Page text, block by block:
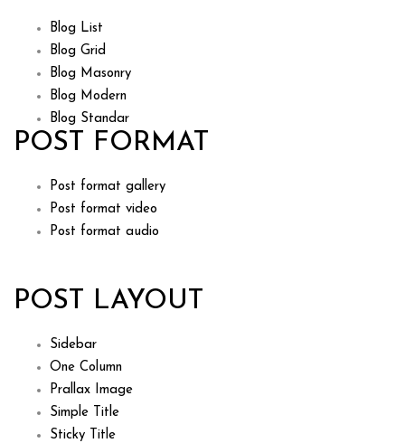
Blog List
Blog Grid
Blog Masonry
Blog Modern
Blog Standar
POST FORMAT
Post format gallery
Post format video
Post format audio
POST LAYOUT
Sidebar
One Column
Prallax Image
Simple Title
Sticky Title